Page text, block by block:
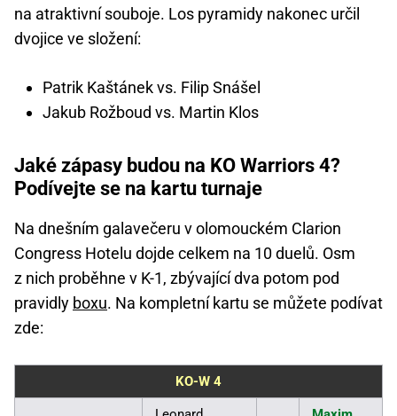
na atraktivní souboje. Los pyramidy nakonec určil
dvojice ve složení:
Patrik Kaštánek vs. Filip Snášel
Jakub Rožboud vs. Martin Klos
Jaké zápasy budou na KO Warriors 4?
Podívejte se na kartu turnaje
Na dnešním galavečeru v olomouckém Clarion
Congress Hotelu dojde celkem na 10 duelů. Osm
z nich proběhne v K-1, zbývající dva potom pod
pravidly boxu. Na kompletní kartu se můžete podívat
zde:
KO-W 4